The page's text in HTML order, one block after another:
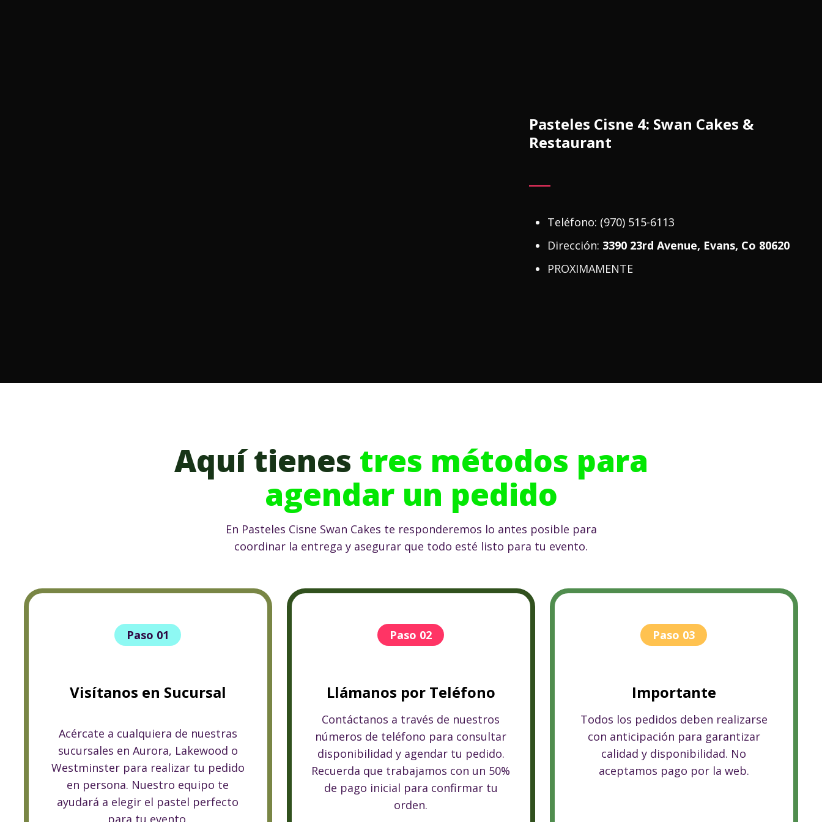
Pasteles Cisne 4: Swan Cakes &
Restaurant
Teléfono: (970) 515-6113
Dirección: 3390 23rd Avenue, Evans, Co 80620
PROXIMAMENTE
Aquí tienes tres métodos para
agendar un pedido
En Pasteles Cisne Swan Cakes te responderemos lo antes posible para
coordinar la entrega y asegurar que todo esté listo para tu evento.
Paso 01
Visítanos en Sucursal
Acércate a cualquiera de nuestras
sucursales en Aurora, Lakewood o
Westminster para realizar tu pedido
en persona. Nuestro equipo te
ayudará a elegir el pastel perfecto
para tu evento.
Paso 02
Llámanos por Teléfono
Contáctanos a través de nuestros
números de teléfono para consultar
disponibilidad y agendar tu pedido.
Recuerda que trabajamos con un 50%
de pago inicial para confirmar tu
orden.
Paso 03
Importante
Todos los pedidos deben realizarse
con anticipación para garantizar
calidad y disponibilidad. No
aceptamos pago por la web.